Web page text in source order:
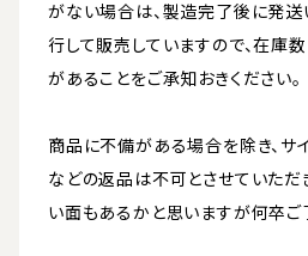
がない場合は、製造完了後に発送
行して販売していますので、在庫
があることをご承知おきください。
商品に不備がある場合を除き、サ
などの返品は不可とさせていただ
い面もあるかと思いますが何卒ご